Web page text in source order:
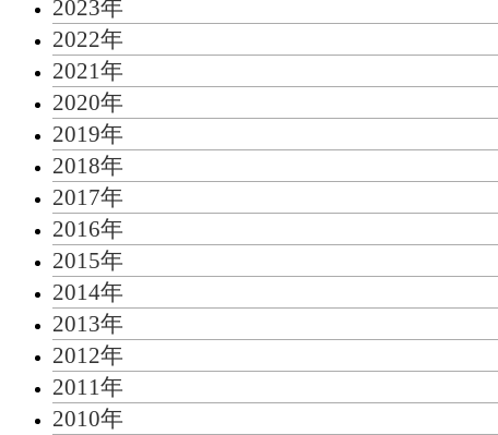
2023年
2022年
2021年
2020年
2019年
2018年
2017年
2016年
2015年
2014年
2013年
2012年
2011年
2010年